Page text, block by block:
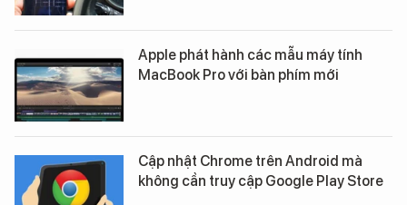
Apple phát hành các mẫu máy tính
MacBook Pro với bàn phím mới
Cập nhật Chrome trên Android mà
không cần truy cập Google Play Store